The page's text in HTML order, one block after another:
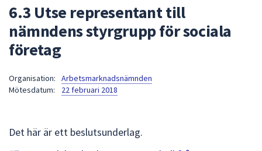
sökfältet
kommer
sökförslag
att
6.3 Utse representant till
nämndens styrgrupp för sociala
företag
Organisation:
Arbetsmarknadsnämnden
Mötesdatum:
22 februari 2018
Det här är ett beslutsunderlag.